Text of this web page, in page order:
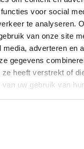
voor social
te analyseren.
van onze site
adverteren en
gegevens
ze heeft verstrekt of
uw gebruik van